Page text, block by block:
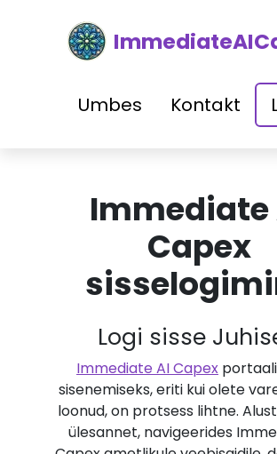
Umbes Kontakt
Immediate
Capex
Logi sisse
Immediate AI Capex
sisenemiseks, eriti kui olete
loonud, on protsess lihtne.
ülesannet, navigeerides